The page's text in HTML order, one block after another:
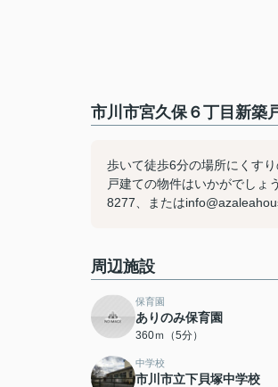
市川市宮久保６丁目新築
歩いて徒歩6分の場所にくす
戸建ての物件はいかがでしょ
8277、または
周辺施設
保育園
ありのみ保育園
360ｍ（5分）
中学校
市川市立下貝塚中学校